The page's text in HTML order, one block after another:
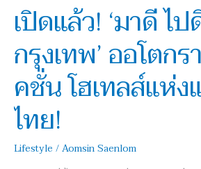
เปิดแล้ว! ‘มาดี ไป
กรุงเทพ’ ออโตก
คชั่น โฮเทลส์แห่ง
ไทย!
Lifestyle /Aomsin Saenlom
เปิด
แล้ว!
‘มาดี
ไปดี
กรุงเทพ’
ออ
โต
คอลเล็